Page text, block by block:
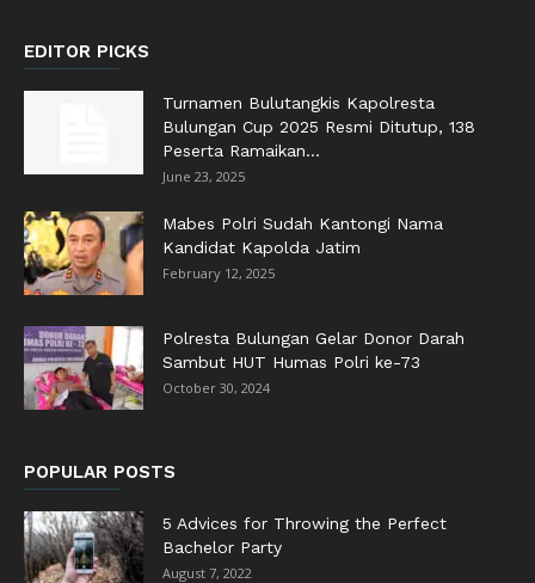
EDITOR PICKS
Turnamen Bulutangkis Kapolresta
Bulungan Cup 2025 Resmi Ditutup, 138
Peserta Ramaikan...
June 23, 2025
Mabes Polri Sudah Kantongi Nama
Kandidat Kapolda Jatim
February 12, 2025
Polresta Bulungan Gelar Donor Darah
Sambut HUT Humas Polri ke-73
October 30, 2024
POPULAR POSTS
5 Advices for Throwing the Perfect
Bachelor Party
August 7, 2022